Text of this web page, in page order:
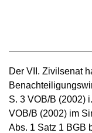
Der VII. Zivilsenat
S. 3 VOB/B (2002)
VOB/B (2002) im
Abs. 1 Satz 1 BGB